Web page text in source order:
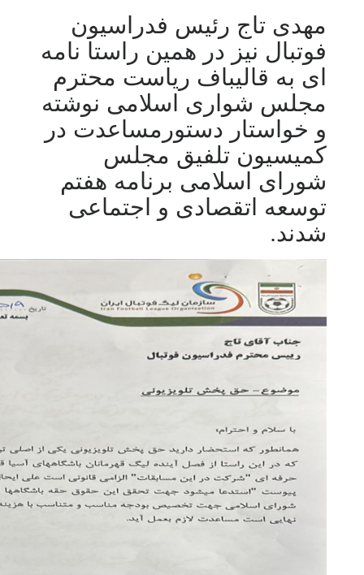
مهدی تاج رئیس فدراسیون
فوتبال نیز در همین راستا نامه
ای به قالیباف ریاست محترم
مجلس شواری اسلامی نوشته
و خواستار دستورمساعدت در
کمیسیون تلفیق مجلس
شورای اسلامی برنامه هفتم
توسعه اتقصادی و اجتماعی
شدند.